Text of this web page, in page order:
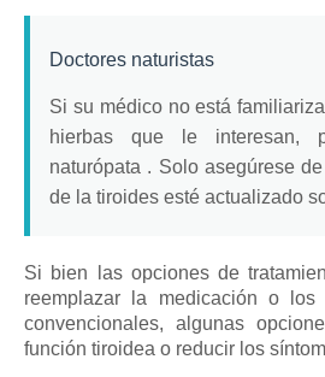
Doctores naturistas
Si su médico no está
hierbas que le
naturópata . Solo asegúrese
de la tiroides esté actualizado
Si bien las opciones de
reemplazar la medicación o los
convencionales, algunas
función tiroidea o reducir los